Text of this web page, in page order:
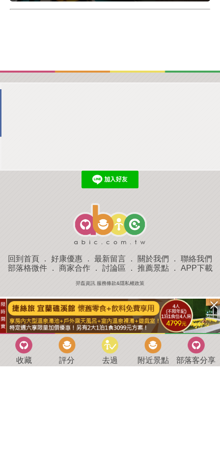
回到首頁 ． 好康優惠 ． 最新留言 ． 關於我們 ． 聯絡我們
部落格微件． 商家合作． 討論區 ． 推薦景點． APP下載
羿磊資訊 服務條款&隱私權政策
收藏 評分 去過 附近景點 部落客分享